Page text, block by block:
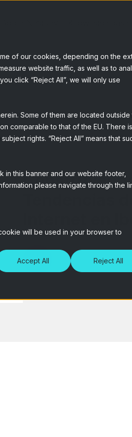
of our cookies, depending on the
website traffic, as well as to
click “Reject All”, we will only use
Some of them are located outside
comparable to that of the EU. There
rights. “Reject All” means that
in this banner and our website footer,
please navigate through the
will be used in your browser to
Accept All Reject All
Tendencias
Internet en